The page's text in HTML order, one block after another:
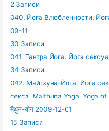
2 Записи
040. Йога Влюбленности.
09-11
30 Записи
041. Тантра Йога. Йога
34 Записи
042. Майтхуна-Йога. Йога
секса. Maithuna Yoga. Yoga
मैथुन-योग 2009-12-01
16 Записи